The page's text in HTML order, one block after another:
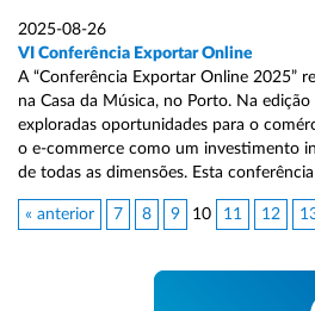
2025-08-26
VI Conferência Exportar Online
A “Conferência Exportar Online 2025”
na Casa da Música, no Porto. Na
exploradas oportunidades para o
o e-commerce como um investimento
de todas as dimensões. Esta
« anterior 7 8 9 10 11 12